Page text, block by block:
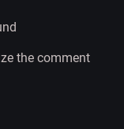
the comment